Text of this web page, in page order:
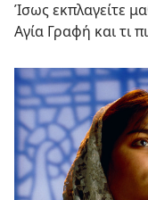
Ίσως εκπλαγείτε
Αγία Γραφή και τι